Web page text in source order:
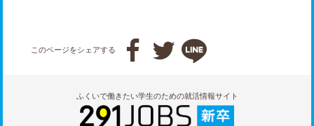
このページをシェアする   
ふくいで働きたい学生のための就活情報サイト